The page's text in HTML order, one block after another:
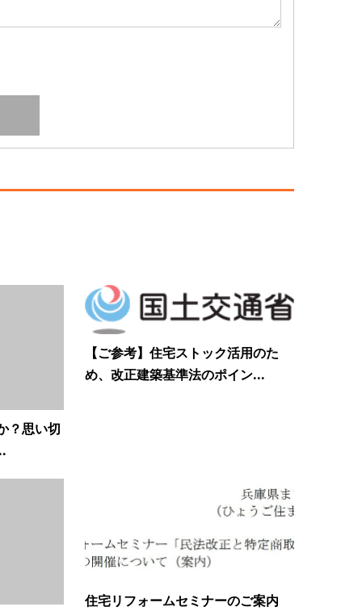
？思い切
【ご参考】住宅ストック活用のた
め、改正建築基準法のポイン...
住宅リフォームセミナーのご案内